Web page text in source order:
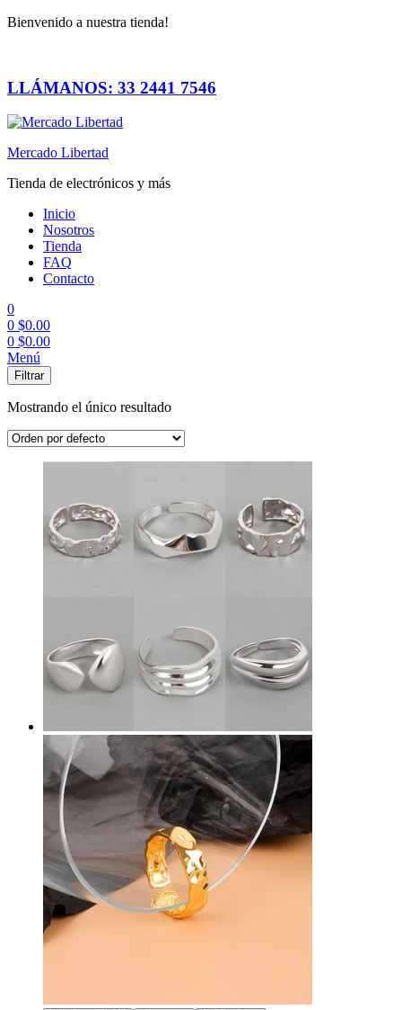
Bienvenido a nuestra tienda!
LLÁMANOS: 33 2441 7546
Mercado Libertad
Tienda de electrónicos y más
Inicio
Nosotros
Tienda
FAQ
Contacto
0
0 $0.00
0 $0.00
Menú
Filtrar
Mostrando el único resultado